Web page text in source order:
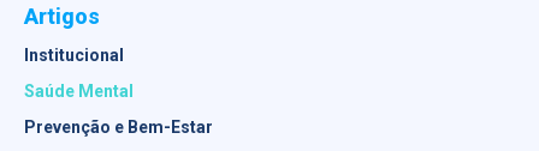
Artigos
Institucional
Saúde Mental
Prevenção e Bem-Estar